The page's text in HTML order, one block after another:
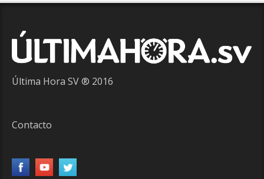
Última Hora SV ® 2016
Contacto